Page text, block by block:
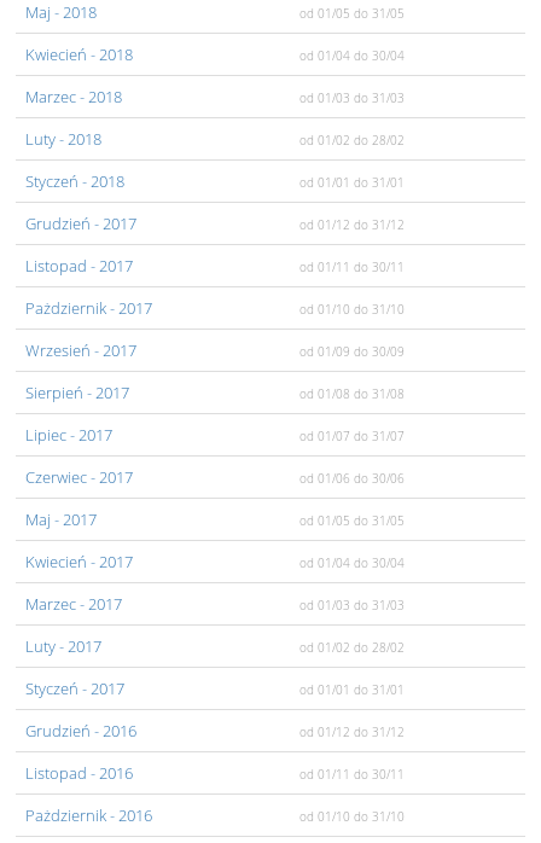
Maj - 2018 od 01/05 do 31/05
Kwiecień - 2018 od 01/04 do 30/04
Marzec- 2018 od 01/03 do 31/03
Luty- 2018 od 01/02 do 28/02
Styczeń - 2018 od 01/01 do 31/01
Grudzień - 2017 od 01/12 do 31/12
Listopad - 2017 od 01/11 do 30/11
Pażdziernik- 2017 od 01/10 do 31/10
Wrzesień - 2017 od 01/09 do 30/09
Sierpień - 2017 od 01/08 do 31/08
Lipiec- 2017 od 01/07 do 31/07
Czerwiec- 2017 od 01/06 do 30/06
Maj - 2017 od 01/05 do 31/05
Kwiecień - 2017 od 01/04 do 30/04
Marzec- 2017 od 01/03 do 31/03
Luty- 2017 od 01/02 do 28/02
Styczeń - 2017 od 01/01 do 31/01
Grudzień - 2016 od 01/12 do 31/12
Listopad - 2016 od 01/11 do 30/11
Pażdziernik- 2016 od 01/10 do 31/10